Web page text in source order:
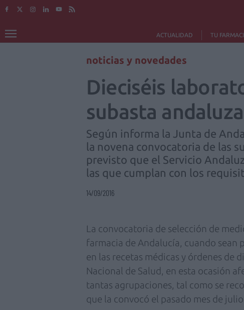
ACTUALIDAD TU
noticias y novedades
Dieciséis
subasta
Según informa la Junta de
la novena convocatoria de las
previsto que el Servicio
las que cumplan con los
14/09/2016
La convocatoria de selección de
farmacia de Andalucía, cuando
en las recetas médicas y órdenes de
Nacional de Salud, en esta ocasión
tantas agrupaciones, tal como se
que la convocó el pasado mes de